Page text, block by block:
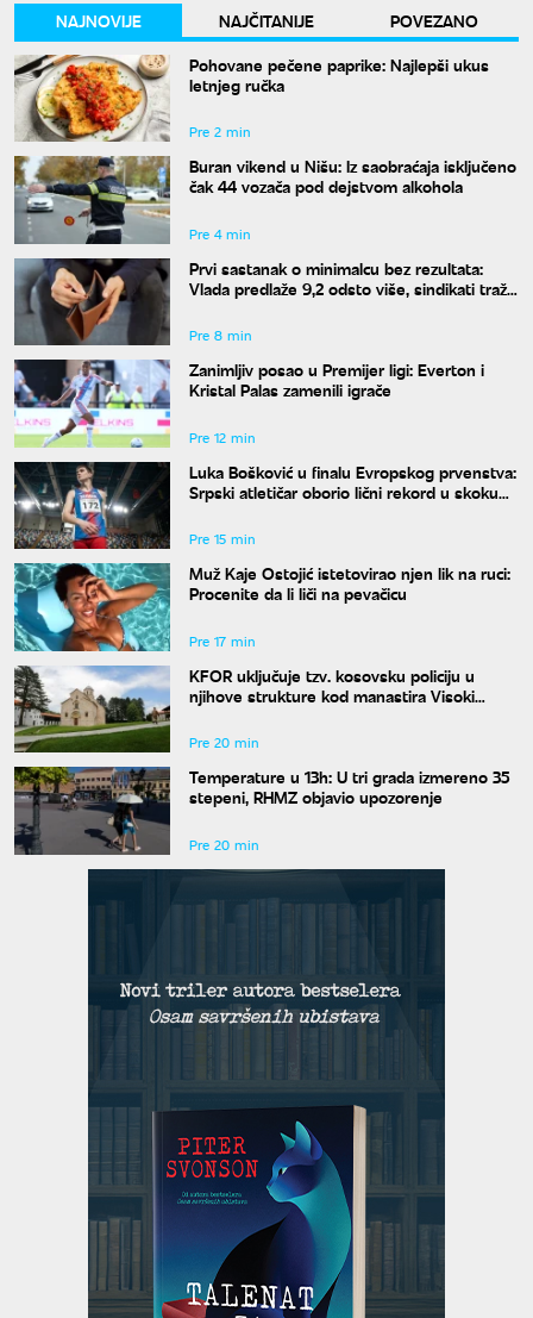
NAJNOVIJE NAJČITANIJE
POVEZANO
Pohovane pečene paprike: Najlepši ukus
letnjeg ručka
Pre 2 min
Buran vikend u Nišu: Iz saobraćaja isključeno
čak 44 vozača pod dejstvom alkohola
Pre 4 min
Prvi sastanak o minimalcu bez rezultata:
Vlada predlaže 9,2 odsto više, sindikati traže
Pre 8 min
Zanimljiv posao u Premijer ligi: Everton i
Kristal Palas zamenili igrače
Pre 12 min
Luka Bošković u finalu Evropskog prvenstva:
Srpski atletičar oborio lični rekord u skoku
Pre 15 min
Muž Kaje Ostojić istetovirao njen lik na ruci:
Procenite da li liči na pevačicu
Pre 17 min
KFOR uključuje tzv. kosovsku policiju u
njihove strukture kod manastira Visoki
Pre 20 min
Temperature u 13h: U tri grada izmereno 35
stepeni, RHMZ objavio upozorenje
Pre 20 min